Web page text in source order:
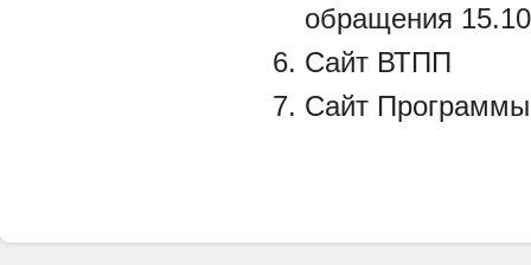
обращения
Сайт ВТПП
Сайт